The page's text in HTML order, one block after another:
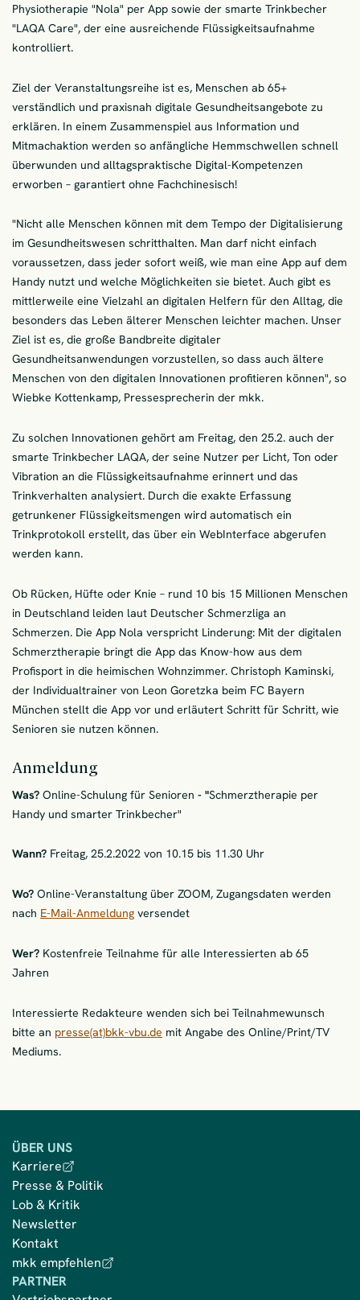
Physiotherapie "Nola" per App sowie der smarte Trinkbecher
"LAQA Care", der eine ausreichende Flüssigkeitsaufnahme
kontrolliert.
Ziel der Veranstaltungsreihe ist es, Menschen ab 65+
verständlich und praxisnah digitale Gesundheitsangebote zu
erklären. In einem Zusammenspiel aus Information und
Mitmachaktion werden so anfängliche Hemmschwellen schnell
überwunden und alltagspraktische Digital-Kompetenzen
erworben – garantiert ohne Fachchinesisch!
"Nicht alle Menschen können mit dem Tempo der Digitalisierung
im Gesundheitswesen schritthalten. Man darf nicht einfach
voraussetzen, dass jeder sofort weiß, wie man eine App auf dem
Handy nutzt und welche Möglichkeiten sie bietet. Auch gibt es
mittlerweile eine Vielzahl an digitalen Helfern für den Alltag, die
besonders das Leben älterer Menschen leichter machen. Unser
Ziel ist es, die große Bandbreite digitaler
Gesundheitsanwendungen vorzustellen, so dass auch ältere
Menschen von den digitalen Innovationen profitieren können", so
Wiebke Kottenkamp, Pressesprecherin der mkk.
Zu solchen Innovationen gehört am Freitag, den 25.2. auch der
smarte Trinkbecher LAQA, der seine Nutzer per Licht, Ton oder
Vibration an die Flüssigkeitsaufnahme erinnert und das
Trinkverhalten analysiert. Durch die exakte Erfassung
getrunkener Flüssigkeitsmengen wird automatisch ein
Trinkprotokoll erstellt, das über ein WebInterface abgerufen
werden kann.
Ob Rücken, Hüfte oder Knie – rund 10 bis 15 Millionen Menschen
in Deutschland leiden laut Deutscher Schmerzliga an
Schmerzen. Die App Nola verspricht Linderung: Mit der digitalen
Schmerztherapie bringt die App das Know-how aus dem
Profisport in die heimischen Wohnzimmer. Christoph Kaminski,
der Individualtrainer von Leon Goretzka beim FC Bayern
München stellt die App vor und erläutert Schritt für Schritt, wie
Senioren sie nutzen können.
Anmeldung
Was? Online-Schulung für Senioren - "Schmerztherapie per
Handy und smarter Trinkbecher"
Wann? Freitag, 25.2.2022 von 10.15 bis 11.30 Uhr
Wo? Online-Veranstaltung über ZOOM, Zugangsdaten werden
nach E-Mail-Anmeldung versendet
Wer? Kostenfreie Teilnahme für alle Interessierten ab 65
Jahren
Interessierte Redakteure wenden sich bei Teilnahmewunsch
bitte an presse(at)bkk-vbu.de mit Angabe des Online/Print/TV
Mediums.
ÜBER UNS
Karriere
Presse & Politik
Lob & Kritik
Newsletter
Kontakt
mkk empfehlen
PARTNER